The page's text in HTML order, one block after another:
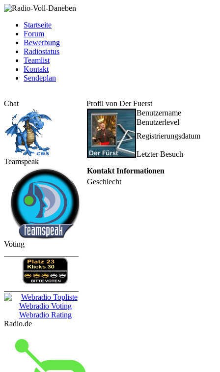
Startseite
Forum
Bewerbung
Radiostatus
Teamlist
Kontakt
Sendeplan
Chat
Teamspeak
Voting
Radio.de
Profil von Der Fuerst
Benutzername
Benutzerlevel
Registrierungsdatum
Letzter Besuch
Kontakt Informationen
Geschlecht